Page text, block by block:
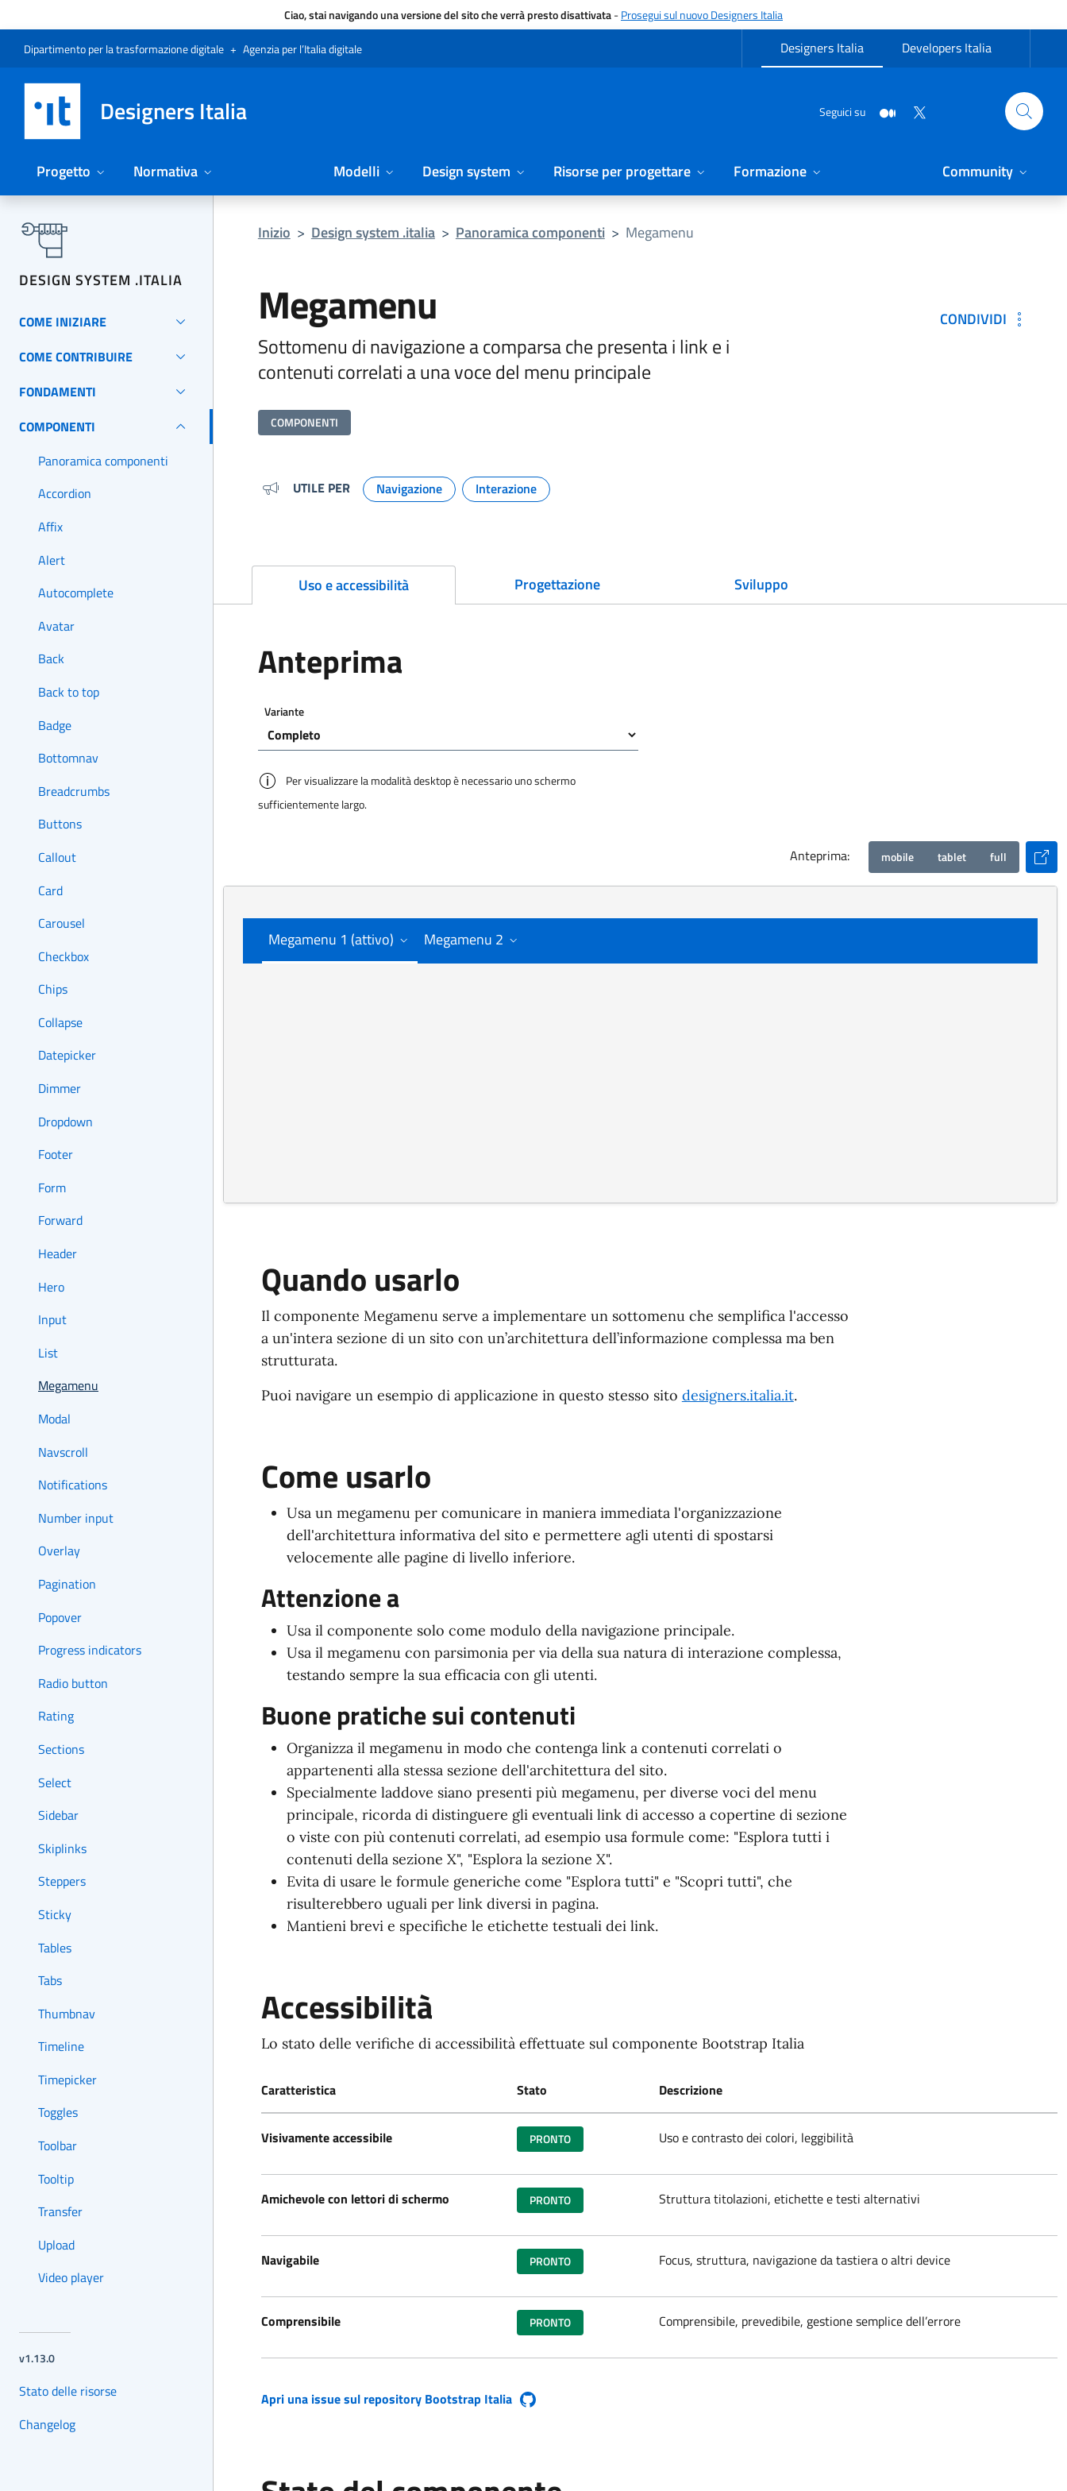
Ciao, stai navigando una versione del sito che verrà presto disattivata-Prosegui sul nuovo Designers Italia
Vai al menu
Vai al contenuto
Questa pagina è stata utile?
Vai al piede
Dichiarazione di accessibilità (link esterno su sito AgID)
Dipartimento per la trasformazione digitale + Agenzia per l’Italia digitale Designers Italia Developers Italia
Designers Italia Seguici su
Progetto Normativa Modelli Design system Risorse per progettare Formazione Community
DESIGN SYSTEM .ITALIA
COME INIZIARE
COME CONTRIBUIRE
FONDAMENTI
COMPONENTI
Panoramica componenti
Accordion
Affix
Alert
Autocomplete
Avatar
Back
Back to top
Badge
Bottomnav
Breadcrumbs
Buttons
Callout
Card
Carousel
Checkbox
Chips
Collapse
Datepicker
Dimmer
Dropdown
Footer
Form
Forward
Header
Hero
Input
List
Megamenu
Modal
Navscroll
Notifications
Number input
Overlay
Pagination
Popover
Progress indicators
Radio button
Rating
Sections
Select
Sidebar
Skiplinks
Steppers
Sticky
Tables
Tabs
Thumbnav
Timeline
Timepicker
Toggles
Toolbar
Tooltip
Transfer
Upload
Video player
versione corrente:
v1.13.0
Stato delle risorse
Changelog
Inizio > Design system .italia > Panoramica componenti > Megamenu
Megamenu
Sottomenu di navigazione a comparsa che presenta i link e i
contenuti correlati a una voce del menu principale
COMPONENTI
Metadati e link per approfondire
UTILE PER
Argomento:
Navigazione
Argomento:
Interazione
CONDIVIDI
Uso e accessibilità Progettazione Sviluppo
Anteprima
Variante
Per visualizzare la modalità desktop è necessario uno schermo
sufficientemente largo.
Anteprima: mobile tablet full
Quando usarlo
Il componente Megamenu serve a implementare un sottomenu che semplifica l'accesso
a un'intera sezione di un sito con un’architettura dell’informazione complessa ma ben
strutturata.
Puoi navigare un esempio di applicazione in questo stesso sito designers.italia.it.
Come usarlo
Usa un megamenu per comunicare in maniera immediata l'organizzazione
dell'architettura informativa del sito e permettere agli utenti di spostarsi
velocemente alle pagine di livello inferiore.
Attenzione a
Usa il componente solo come modulo della navigazione principale.
Usa il megamenu con parsimonia per via della sua natura di interazione complessa,
testando sempre la sua efficacia con gli utenti.
Buone pratiche sui contenuti
Organizza il megamenu in modo che contenga link a contenuti correlati o
appartenenti alla stessa sezione dell'architettura del sito.
Specialmente laddove siano presenti più megamenu, per diverse voci del menu
principale, ricorda di distinguere gli eventuali link di accesso a copertine di sezione
o viste con più contenuti correlati, ad esempio usa formule come: "Esplora tutti i
contenuti della sezione X", "Esplora la sezione X".
Evita di usare le formule generiche come "Esplora tutti" e "Scopri tutti", che
risulterebbero uguali per link diversi in pagina.
Mantieni brevi e specifiche le etichette testuali dei link.
Accessibilità
Lo stato delle verifiche di accessibilità effettuate sul componente Bootstrap Italia
Caratteristica Stato Descrizione
Visivamente accessibile PRONTO Uso e contrasto dei colori, leggibilità
Amichevole con lettori di schermo PRONTO Struttura titolazioni, etichette e testi alternativi
Navigabile PRONTO Focus, struttura, navigazione da tastiera o altri device
Comprensibile PRONTO Comprensibile, prevedibile, gestione semplice dell’errore
Apri una issue sul repository Bootstrap Italia
(si apre in una nuova finestra)